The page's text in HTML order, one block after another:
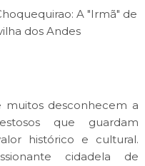
A "Irmã" de
dos Andes
desconhecem a
que guardam
histórico e cultural.
cidadela de